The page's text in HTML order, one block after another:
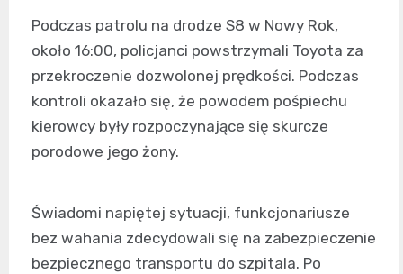
Podczas patrolu na drodze S8 w Nowy Rok,
około 16:00, policjanci powstrzymali Toyota za
przekroczenie dozwolonej prędkości. Podczas
kontroli okazało się, że powodem pośpiechu
kierowcy były rozpoczynające się skurcze
porodowe jego żony.
Świadomi napiętej sytuacji, funkcjonariusze
bez wahania zdecydowali się na zabezpieczenie
bezpiecznego transportu do szpitala. Po